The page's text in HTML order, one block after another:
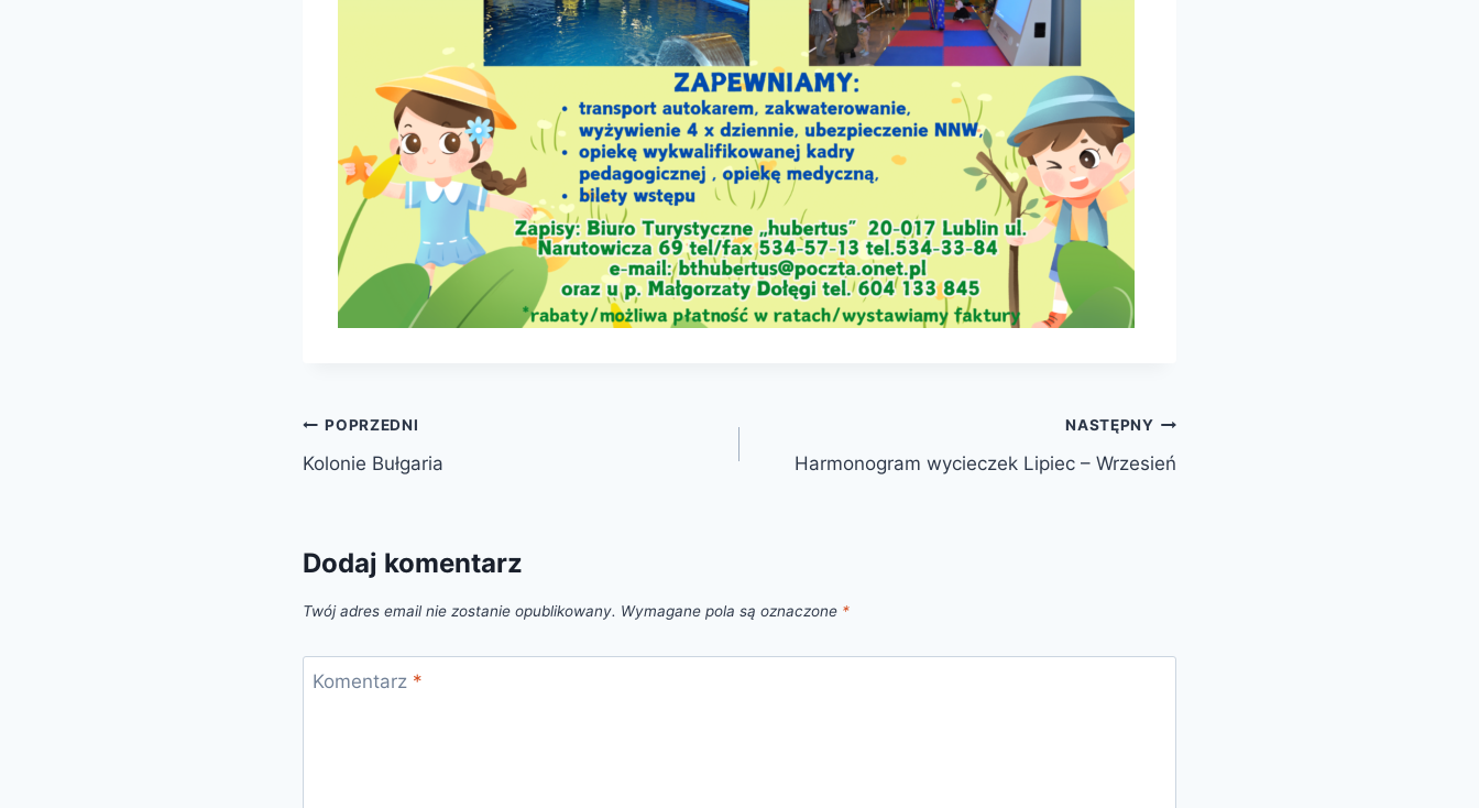
Nawigacja
wpisu
POPRZEDNI
Kolonie Bułgaria
NASTĘPNY
Harmonogram wycieczek Lipiec – Wrzesień
Dodaj komentarz
Twój adres email nie zostanie opublikowany. Wymagane pola są oznaczone *
Komentarz *